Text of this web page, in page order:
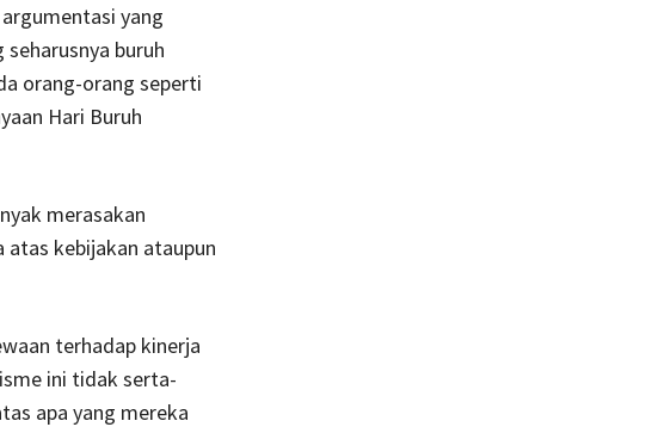
yang
buruh
orang-orang seperti
Hari Buruh
merasakan
atas kebijakan ataupun
terhadap kinerja
ini tidak serta-
apa yang mereka